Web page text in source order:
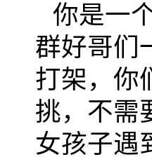
你是一
群好哥们
打架，你
挑，不需
女孩子遇